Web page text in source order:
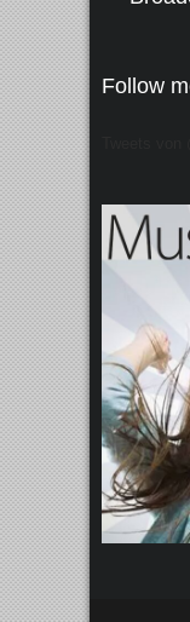
Follow